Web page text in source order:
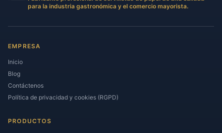
para la industria gastronómica y el comercio mayorista.
EMPRESA
Inicio
Blog
Contáctenos
Política de privacidad y cookies (RGPD)
PRODUCTOS